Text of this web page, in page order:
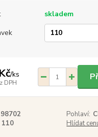
skladem
/ks
DPH
98702 Pohlaví:
110 Hlídat